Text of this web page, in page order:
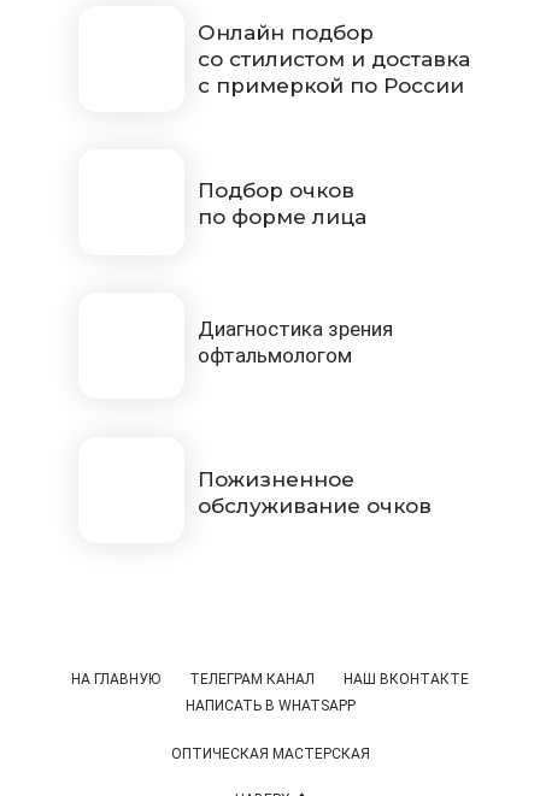
Подбор очков
по форме лица
Пожизненное
обслуживание очков
Онлайн подбор
со стилистом и доставка
с примеркой по России
Диагностика зрения
офтальмологом
НА ГЛАВНУЮ ТЕЛЕГРАМ КАНАЛ
НАШ ВКОНТАКТЕ
НАПИСАТЬ В WHATSAPP
ОПТИЧЕСКАЯ МАСТЕРСКАЯ